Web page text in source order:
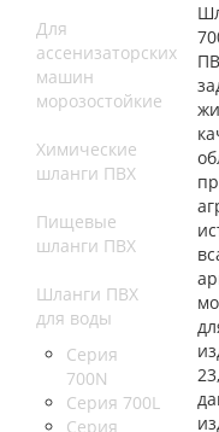
Для
ассенизаторских
машин
морозостойкие
Химические
шланги ПВХ
Пищевые
шланги ПВХ
Шланги ПВХ
для воды
Серия
700N
Серия 700L
Серия